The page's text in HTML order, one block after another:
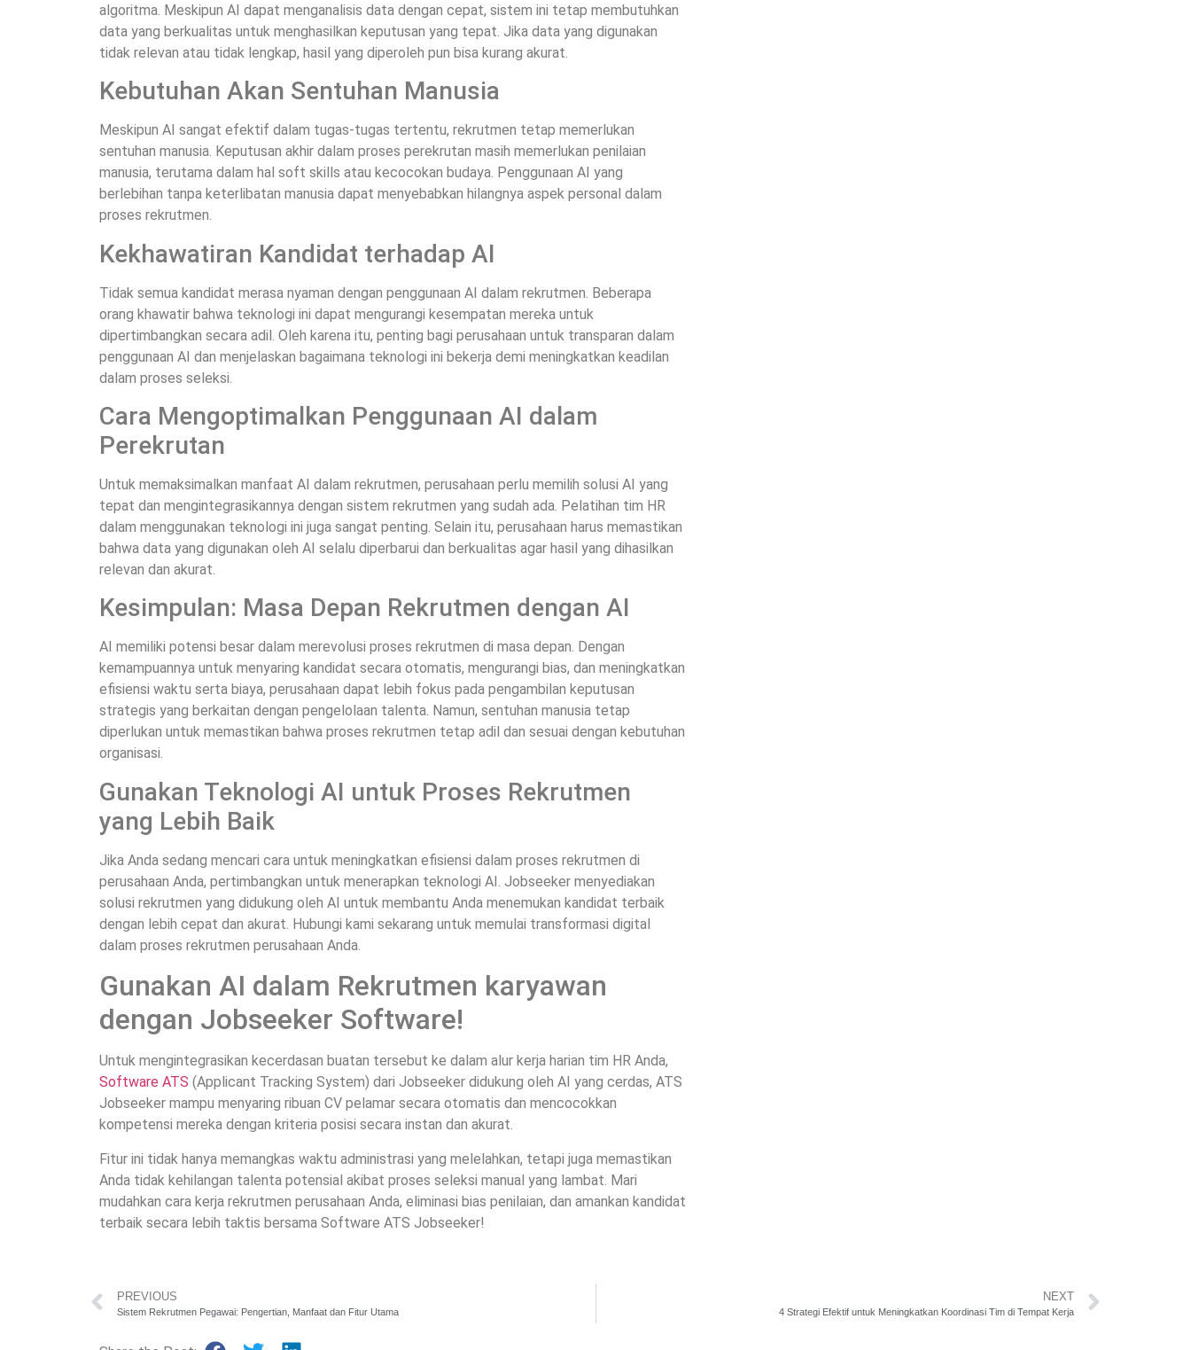
algoritma. Meskipun AI dapat menganalisis data dengan cepat, sistem ini tetap membutuhkan
data yang berkualitas untuk menghasilkan keputusan yang tepat. Jika data yang digunakan
tidak relevan atau tidak lengkap, hasil yang diperoleh pun bisa kurang akurat.
Kebutuhan Akan Sentuhan Manusia
Meskipun AI sangat efektif dalam tugas-tugas tertentu, rekrutmen tetap memerlukan
sentuhan manusia. Keputusan akhir dalam proses perekrutan masih memerlukan penilaian
manusia, terutama dalam hal soft skills atau kecocokan budaya. Penggunaan AI yang
berlebihan tanpa keterlibatan manusia dapat menyebabkan hilangnya aspek personal dalam
proses rekrutmen.
Kekhawatiran Kandidat terhadap AI
Tidak semua kandidat merasa nyaman dengan penggunaan AI dalam rekrutmen. Beberapa
orang khawatir bahwa teknologi ini dapat mengurangi kesempatan mereka untuk
dipertimbangkan secara adil. Oleh karena itu, penting bagi perusahaan untuk transparan dalam
penggunaan AI dan menjelaskan bagaimana teknologi ini bekerja demi meningkatkan keadilan
dalam proses seleksi.
Cara Mengoptimalkan Penggunaan AI dalam
Perekrutan
Untuk memaksimalkan manfaat AI dalam rekrutmen, perusahaan perlu memilih solusi AI yang
tepat dan mengintegrasikannya dengan sistem rekrutmen yang sudah ada. Pelatihan tim HR
dalam menggunakan teknologi ini juga sangat penting. Selain itu, perusahaan harus memastikan
bahwa data yang digunakan oleh AI selalu diperbarui dan berkualitas agar hasil yang dihasilkan
relevan dan akurat.
Kesimpulan: Masa Depan Rekrutmen dengan AI
AI memiliki potensi besar dalam merevolusi proses rekrutmen di masa depan. Dengan
kemampuannya untuk menyaring kandidat secara otomatis, mengurangi bias, dan meningkatkan
efisiensi waktu serta biaya, perusahaan dapat lebih fokus pada pengambilan keputusan
strategis yang berkaitan dengan pengelolaan talenta. Namun, sentuhan manusia tetap
diperlukan untuk memastikan bahwa proses rekrutmen tetap adil dan sesuai dengan kebutuhan
organisasi.
Gunakan Teknologi AI untuk Proses Rekrutmen
yang Lebih Baik
Jika Anda sedang mencari cara untuk meningkatkan efisiensi dalam proses rekrutmen di
perusahaan Anda, pertimbangkan untuk menerapkan teknologi AI. Jobseeker menyediakan
solusi rekrutmen yang didukung oleh AI untuk membantu Anda menemukan kandidat terbaik
dengan lebih cepat dan akurat. Hubungi kami sekarang untuk memulai transformasi digital
dalam proses rekrutmen perusahaan Anda.
Gunakan AI dalam Rekrutmen karyawan
dengan Jobseeker Software!
Untuk mengintegrasikan kecerdasan buatan tersebut ke dalam alur kerja harian tim HR Anda,
Software ATS (Applicant Tracking System) dari Jobseeker didukung oleh AI yang cerdas, ATS
Jobseeker mampu menyaring ribuan CV pelamar secara otomatis dan mencocokkan
kompetensi mereka dengan kriteria posisi secara instan dan akurat.
Fitur ini tidak hanya memangkas waktu administrasi yang melelahkan, tetapi juga memastikan
Anda tidak kehilangan talenta potensial akibat proses seleksi manual yang lambat. Mari
mudahkan cara kerja rekrutmen perusahaan Anda, eliminasi bias penilaian, dan amankan kandidat
terbaik secara lebih taktis bersama Software ATS Jobseeker!
PREVIOUS
Sistem Rekrutmen Pegawai: Pengertian, Manfaat dan Fitur Utama
NEXT
4 Strategi Efektif untuk Meningkatkan Koordinasi Tim di Tempat Kerja